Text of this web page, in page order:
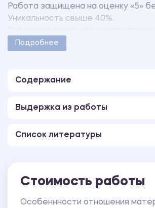
Работа защищена на оценку «5»
Уникальность свыше 40%.
методическими указаниями
приложение:
методики PARI (врачи).
Подробнее
Содержание
Выдержка из работы
Список литературы
Стоимость работы
Особеннности отношения